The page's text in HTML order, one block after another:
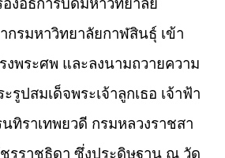
รมหาวิทยาลัยกาฬสินธุ์ เข้า
งพระศพ และลงนามถวายความ
รูปสมเด็จพระเจ้าลูกเธอ เจ้าฟ้า
ทิราเทพยวดี กรมหลวงราชสา
รราชธิดา ซึ่งประดิษฐาน ณ วัด